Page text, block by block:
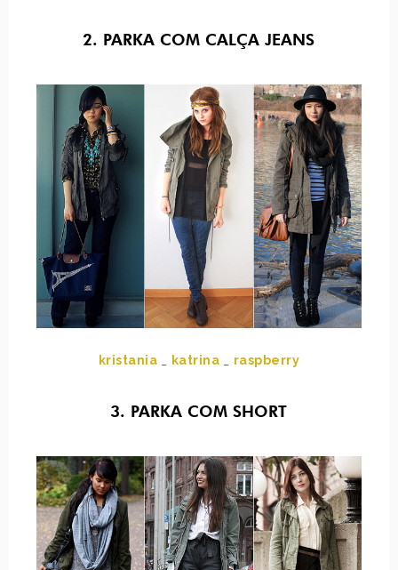
2. PARKA COM CALÇA JEANS
kristania katrina raspberry
3. PARKA COM SHORT